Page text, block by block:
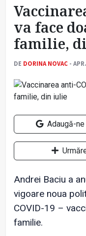
Demersuri pentru
Contractul cadru ar
Comercializarea unor
temporar
va face
familie,
DE DORINA NOVAC -
Adaugă-
Andrei Baciu a
vigoare noua
COVID-19 –
familie.